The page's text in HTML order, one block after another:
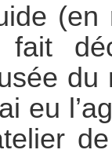
fait
eu